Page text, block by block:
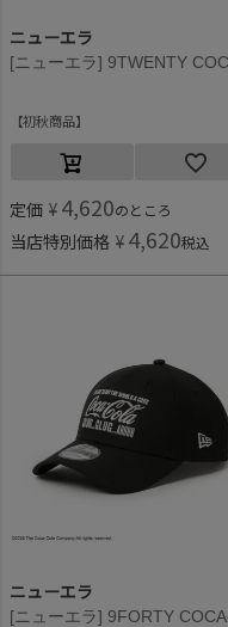
ニューエラ
初秋商品
定価 ¥ 4,620のところ
当店特別価格 ¥ 4,620税込
ニューエラ